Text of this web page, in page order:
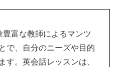
豊富な教師によるマンツ
で、自分のニーズや目的
す。英会話レッスンは、